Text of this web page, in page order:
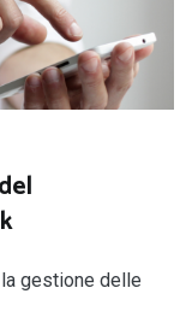
gestione delle